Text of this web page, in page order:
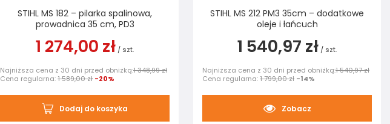
STIHL MS 182 – pilarka spalinowa,
prowadnica 35 cm, PD3
1 274,00 zł / szt.
Najniższa cena z 30 dni przed obniżką:1 348,99 zł
Cena regularna:1 589,00 zł -20%
Dodaj do koszyka
STIHL MS 212 PM3 35cm – dodatkowe
oleje i łańcuch
1 540,97 zł / szt.
Najniższa cena z 30 dni przed obniżką:1 540,97 zł
Cena regularna:1 799,00 zł -14%
Zobacz